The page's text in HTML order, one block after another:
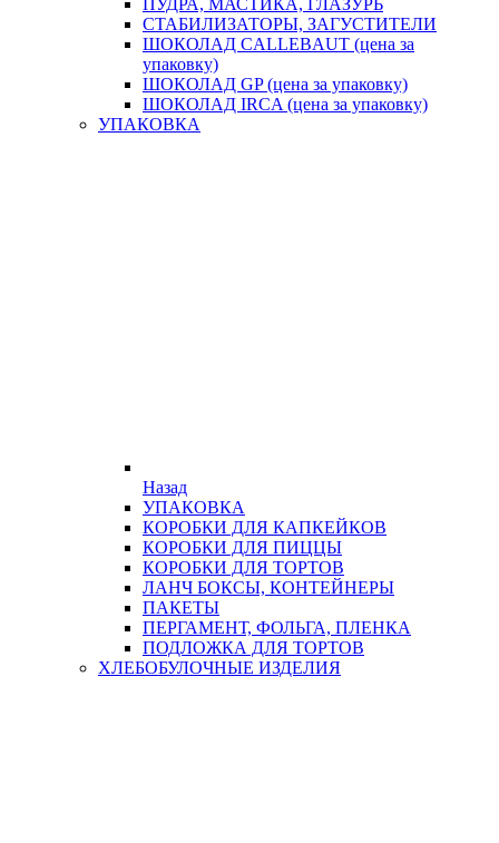
ПУДРА, МАСТИКА, ГЛАЗУРЬ
СТАБИЛИЗАТОРЫ, ЗАГУСТИТЕЛИ
ШОКОЛАД CALLEBAUT (цена за
упаковку)
ШОКОЛАД GP (цена за упаковку)
ШОКОЛАД IRCA (цена за упаковку)
УПАКОВКА
Назад
УПАКОВКА
КОРОБКИ ДЛЯ КАПКЕЙКОВ
КОРОБКИ ДЛЯ ПИЦЦЫ
КОРОБКИ ДЛЯ ТОРТОВ
ЛАНЧ БОКСЫ, КОНТЕЙНЕРЫ
ПАКЕТЫ
ПЕРГАМЕНТ, ФОЛЬГА, ПЛЕНКА
ПОДЛОЖКА ДЛЯ ТОРТОВ
ХЛЕБОБУЛОЧНЫЕ ИЗДЕЛИЯ